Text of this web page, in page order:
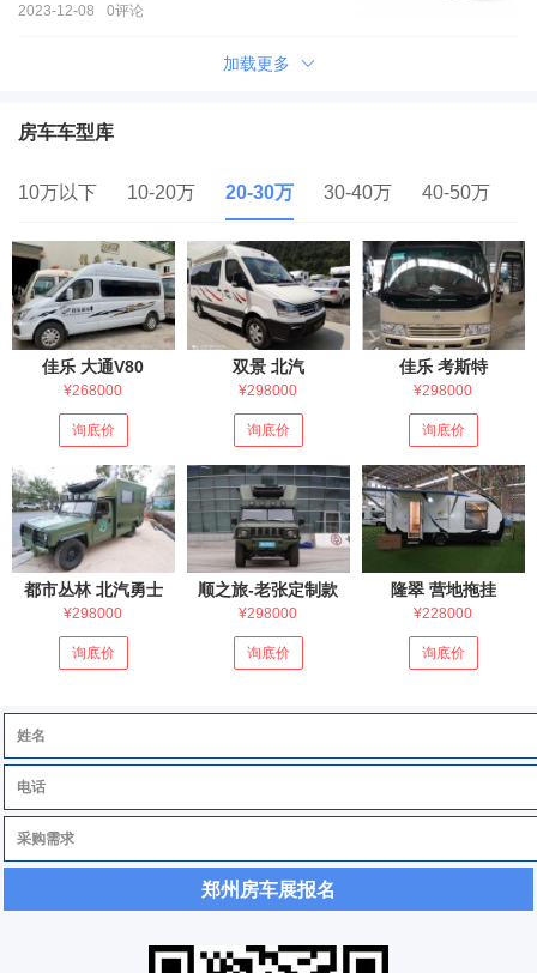
2023-12-08 0评论
加载更多
房车车型库
10万以下 10-20万 20-30万 30-40万 40-50万
佳乐 大通V80
¥268000
询底价
双景 北汽
¥298000
询底价
佳乐 考斯特
¥298000
询底价
都市丛林 北汽勇士
¥298000
询底价
顺之旅-老张定制款
¥298000
询底价
隆翠 营地拖挂
¥228000
询底价
郑州房车展报名